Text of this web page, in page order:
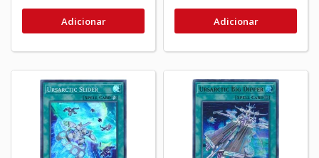
Adicionar Adicionar